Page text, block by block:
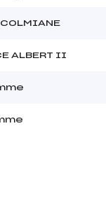
COLMIANE
ALBERT II